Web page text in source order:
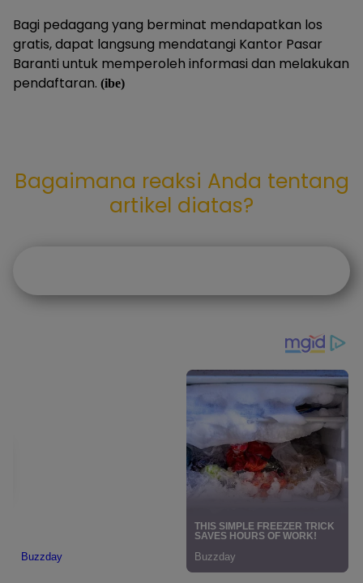
Bagi pedagang yang berminat mendapatkan los
gratis, dapat langsung mendatangi Kantor Pasar
Baranti untuk memperoleh informasi dan melakukan
pendaftaran. (ibe)
Bagaimana reaksi Anda tentang
artikel diatas?